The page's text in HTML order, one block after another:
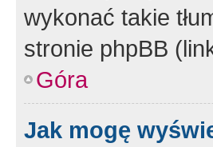
wykonać takie
stronie phpBB
Góra
Jak mogę